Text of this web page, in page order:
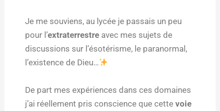
Je me souviens, au lycée je passais un peu
pour l’extraterrestre avec mes sujets de
discussions sur l’ésotérisme, le paranormal,
l’existence de Dieu…
De part mes expériences dans ces domaines
j’ai réellement pris conscience que cettevoie